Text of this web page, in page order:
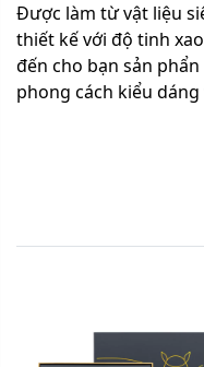
Được làm từ vật liệu
thiết kế với độ tinh
đến cho bạn sản
phong cách kiểu